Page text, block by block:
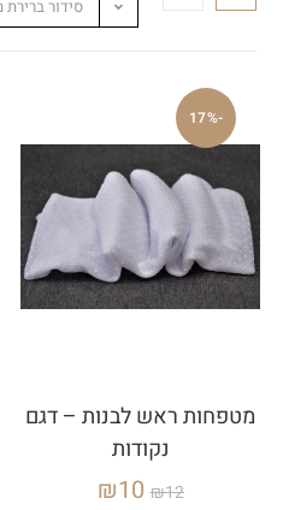
סידור
-17%
מטפחות ראש לבנות – דגם
נקודות
₪12
₪10